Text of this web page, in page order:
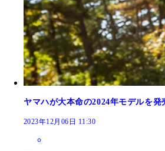
新型はX字形にLEDライト
ヤマハが大本命の2024年モデルを
2023年12月06日 11:30